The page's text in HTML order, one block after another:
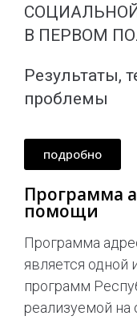
В ПЕРВОМ
Результаты,
проблемы
подробно
Программа
помощи
Программа
является одной
программ
реализуемой на